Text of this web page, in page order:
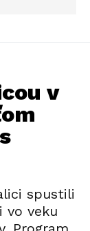
v
spustili
vo veku